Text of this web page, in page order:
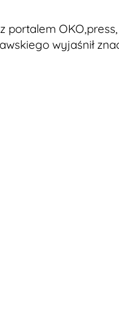
portalem
wyjaśnił